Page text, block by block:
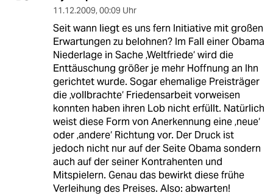
11.12.2009, 00:09 Uhr
Seit wann liegt es uns fern Initiative mit großen
Erwartungen zu belohnen? Im Fall einer Obama
Niederlage in Sache ‚Weltfriede‘ wird die
Enttäuschung größer je mehr Hoffnung an Ihn
gerichtet wurde. Sogar ehemalige Preisträger
die ‚vollbrachte‘ Friedensarbeit vorweisen
konnten haben ihren Lob nicht erfüllt. Natürlich
weist diese Form von Anerkennung eine ‚neue‘
oder ‚andere‘ Richtung vor. Der Druck ist
jedoch nicht nur auf der Seite Obama sondern
auch auf der seiner Kontrahenten und
Mitspielern. Genau das bewirkt diese frühe
Verleihung des Preises. Also: abwarten!